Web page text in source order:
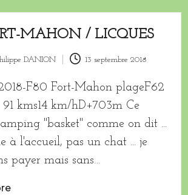
MAHON / LICQUES
DANION 13 septembre 2018
F80 Fort-Mahon plageF62
kms14 km/hD+703m Ce
"basket" comme on dit ...
à l'accueil, pas un chat ... je
payer mais sans…